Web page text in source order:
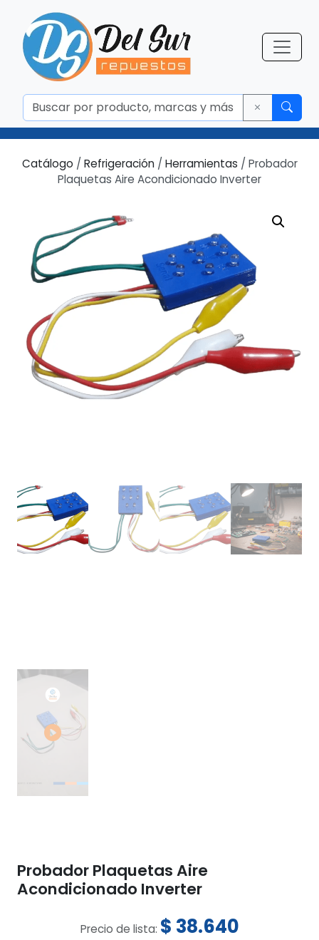
Catálogo / Refrigeración/ Herramientas / Probador
Plaquetas Aire Acondicionado Inverter
Probador Plaquetas Aire
Acondicionado Inverter
Precio de lista: $ 38.640